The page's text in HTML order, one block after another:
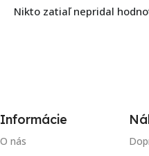
Nikto zatiaľ nepridal
Informácie
O nás